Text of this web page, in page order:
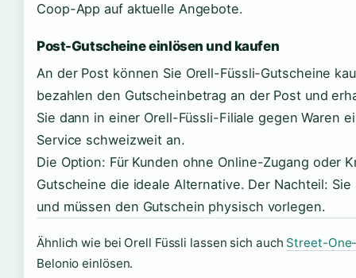
Coop-App auf aktuelle Angebote.
Post-Gutscheine einlösen und kaufen
An der Post können Sie Orell-Füssli-Gutscheine
bezahlen den Gutscheinbetrag an der Post und
Sie dann in einer Orell-Füssli-Filiale gegen Waren
Service schweizweit an.
Die Option: Für Kunden ohne Online-Zugang oder
Gutscheine die ideale Alternative. Der Nachteil:
und müssen den Gutschein physisch vorlegen.
Ähnlich wie bei Orell Füssli lassen sich auch Street-
Belonio einlösen.